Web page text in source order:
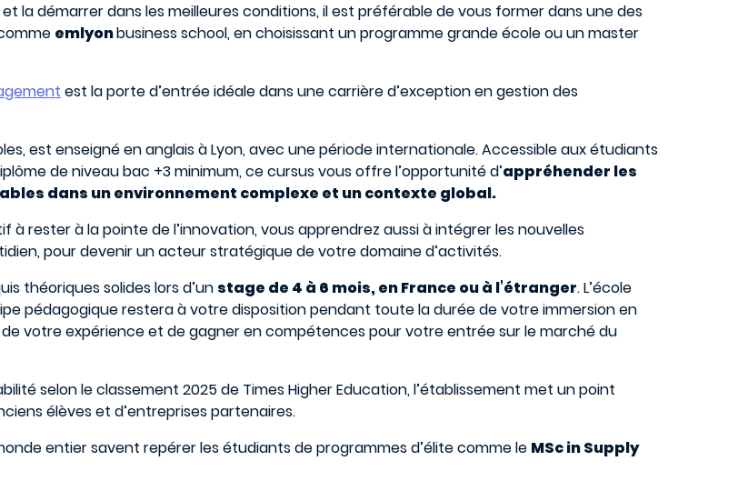
la démarrer dans les meilleures conditions, il est préférable de vous former dans une des
emlyonbusiness school, en choisissant un programme grande école ou un master
est la porte d’entrée idéale dans une carrière d’exception en gestion des
est enseigné en anglais à Lyon, avec une période internationale. Accessible aux étudiants
de niveau bac +3 minimum, ce cursus vous offre l’opportunité d’appréhender les
dans un environnement complexe et un contexte global.
rester à la pointe de l’innovation, vous apprendrez aussi à intégrer les nouvelles
pour devenir un acteur stratégique de votre domaine d’activités.
théoriques solides lors d’un stage de 4 à 6 mois, en France ou à l’étranger. L’école
pédagogique restera à votre disposition pendant toute la durée de votre immersion en
votre expérience et de gagner en compétences pour votre entrée sur le marché du
selon le classement 2025 de Times Higher Education, l’établissement met un point
élèves et d’entreprises partenaires.
entier savent repérer les étudiants de programmes d’élite comme le MSc in Supply